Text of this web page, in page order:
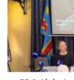
C
'
a
l
e